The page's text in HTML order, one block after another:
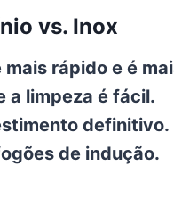
vs. Inox
mais rápido e é
a limpeza é fácil.
de indução.